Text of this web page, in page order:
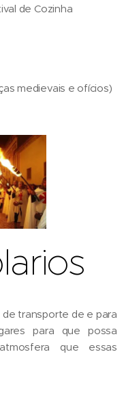
de Cozinha
medievais e ofícios)
transporte de e para
para que possa
que essas